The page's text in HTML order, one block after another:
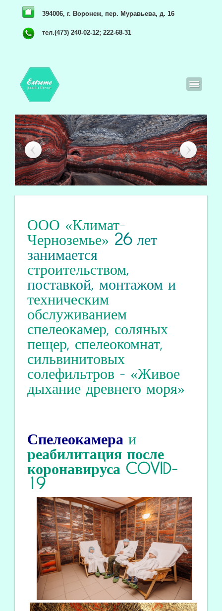
394006, г. Воронеж, пер. Муравьева, д. 16
тел.(473) 240-02-12; 222-68-31
ООО «Климат-
Черноземье» 26лет
занимается
строительством,
поставкой, монтажом и
техническим
обслуживанием
спелеокамер, соляных
пещер, спелеокомнат,
сильвинитовых
солефильтров - «Живое
дыхание древнего моря»
Спелеокамера и
реабилитацияпосле
коронавируса COVID-
19